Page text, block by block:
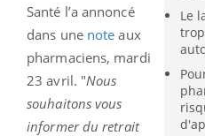
Le
Santé l’a annoncé
dans une note aux
pharmaciens, mardi
23 avril. "Nous
souhaitons vous
informer du retrait